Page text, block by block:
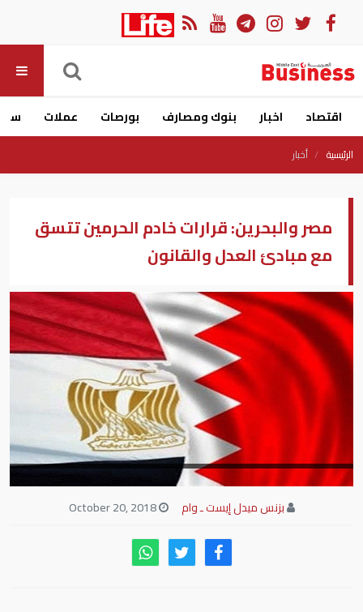
اقتصاد اخبار بنوك ومصارف بورصات عملات
الرئيسية أخبار
مصر والبحرين: قرارات خادم الحرمين تتسق
مع مبادئ العدل والقانون
بزنس ميدل إيست ـ وام October 20, 2018